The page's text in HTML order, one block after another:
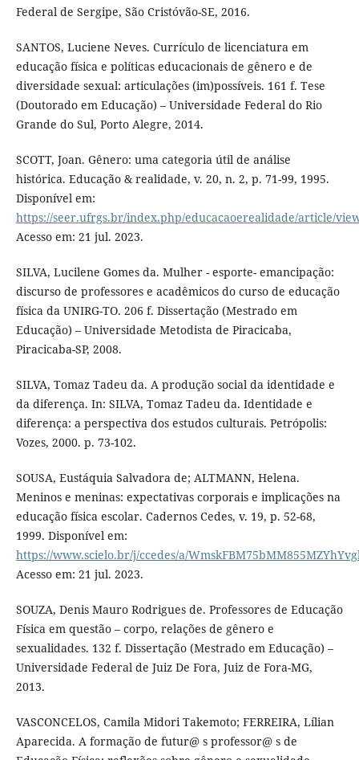
Federal de Sergipe, São Cristóvão-SE, 2016.
SANTOS, Luciene Neves. Currículo de licenciatura em
educação física e políticas educacionais de gênero e de
diversidade sexual: articulações (im)possíveis. 161 f. Tese
(Doutorado em Educação) – Universidade Federal do Rio
Grande do Sul, Porto Alegre, 2014.
SCOTT, Joan. Gênero: uma categoria útil de análise
histórica. Educação & realidade, v. 20, n. 2, p. 71-99, 1995.
Disponível em:
https://seer.ufrgs.br/index.php/educacaoerealidade/article/
Acesso em: 21 jul. 2023.
SILVA, Lucilene Gomes da. Mulher - esporte- emancipação:
discurso de professores e acadêmicos do curso de educação
física da UNIRG-TO. 206 f. Dissertação (Mestrado em
Educação) – Universidade Metodista de Piracicaba,
Piracicaba-SP, 2008.
SILVA, Tomaz Tadeu da. A produção social da identidade e
da diferença. In: SILVA, Tomaz Tadeu da. Identidade e
diferença: a perspectiva dos estudos culturais. Petrópolis:
Vozes, 2000. p. 73-102.
SOUSA, Eustáquia Salvadora de; ALTMANN, Helena.
Meninos e meninas: expectativas corporais e implicações na
educação física escolar. Cadernos Cedes, v. 19, p. 52-68,
1999. Disponível em:
https://www.scielo.br/j/ccedes/a/
Acesso em: 21 jul. 2023.
SOUZA, Denis Mauro Rodrigues de. Professores de Educação
Física em questão – corpo, relações de gênero e
sexualidades. 132 f. Dissertação (Mestrado em Educação) –
Universidade Federal de Juiz De Fora, Juiz de Fora-MG,
2013.
VASCONCELOS, Camila Midori Takemoto; FERREIRA, Lílian
Aparecida. A formação de futur@ s professor@ s de